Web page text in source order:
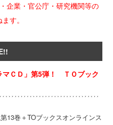
企業・官公庁・研究機関等の
す。
マＣＤ」第5弾！ ＴＯブック
＋TOブックスオンラインス